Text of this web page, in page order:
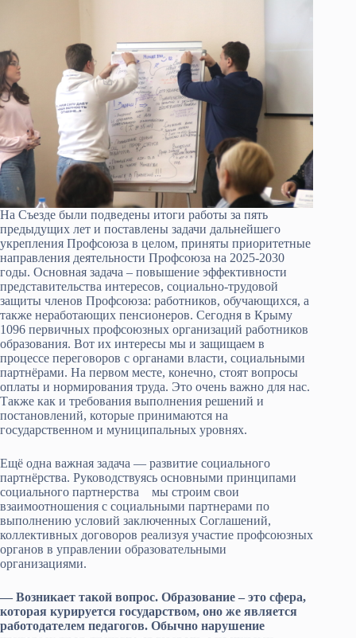
На Съезде были подведены итоги работы за пять
предыдущих лет и поставлены задачи дальнейшего
укрепления Профсоюза в целом, приняты приоритетные
направления деятельности Профсоюза на 2025-2030
годы. Основная задача – повышение эффективности
представительства интересов, социально-трудовой
защиты членов Профсоюза: работников, обучающихся, а
также неработающих пенсионеров. Сегодня в Крыму
1096 первичных профсоюзных организаций работников
образования. Вот их интересы мы и защищаем в
процессе переговоров с органами власти, социальными
партнёрами. На первом месте, конечно, стоят вопросы
оплаты и нормирования труда. Это очень важно для нас.
Также как и требования выполнения решений и
постановлений, которые принимаются на
государственном и муниципальных уровнях.
Ещё одна важная задача — развитие социального
партнёрства. Руководствуясь основными принципами
социального партнерства мы строим свои
взаимоотношения с социальными партнерами по
выполнению условий заключенных Соглашений,
коллективных договоров реализуя участие профсоюзных
органов в управлении образовательными
организациями.
— Возникает такой вопрос. Образование – это сфера,
которая курируется государством, оно же является
работодателем педагогов. Обычно нарушение